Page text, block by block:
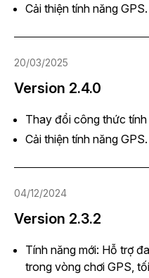
Cải thiện tính năng GPS.
20/03/2025
Version 2.4.0
Thay đổi công thức tính
Cải thiện tính năng GPS.
04/12/2024
Version 2.3.2
Tính năng mới: Hỗ trợ
trong vòng chơi GPS,